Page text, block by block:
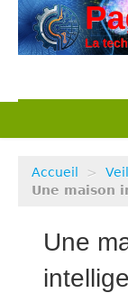
Nos
Accueil >
Une maison
Une